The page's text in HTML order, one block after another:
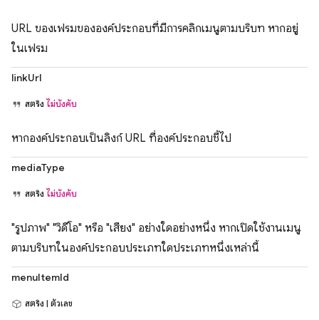
URL ของเฟรมขององค์ประกอบที่มีการคลิกเมนูตามบริบท หากอยู่
ในเฟรม
linkUrl
สตริง ไม่บังคับ
หากองค์ประกอบเป็นลิงก์ URL ที่องค์ประกอบชี้ไป
mediaType
สตริง ไม่บังคับ
"รูปภาพ" "วิดีโอ" หรือ "เสียง" อย่างใดอย่างหนึ่ง หากเปิดใช้งานเมนู
ตามบริบทในองค์ประกอบประเภทใดประเภทหนึ่งเหล่านี้
menuItemId
สตริง | ตัวเลข